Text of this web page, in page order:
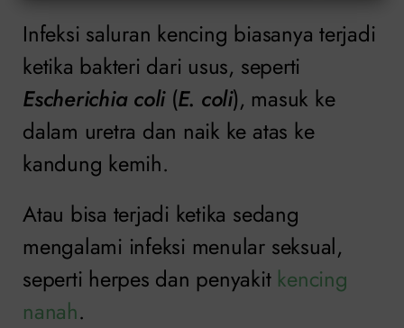
Infeksi saluran kencing biasanya terjadi
ketika bakteri dari usus, seperti
Escherichia coli (E. coli), masuk ke
dalam uretra dan naik ke atas ke
kandung kemih.
Atau bisa terjadi ketika sedang
mengalami infeksi menular seksual,
seperti herpes dan penyakit kencing
nanah.